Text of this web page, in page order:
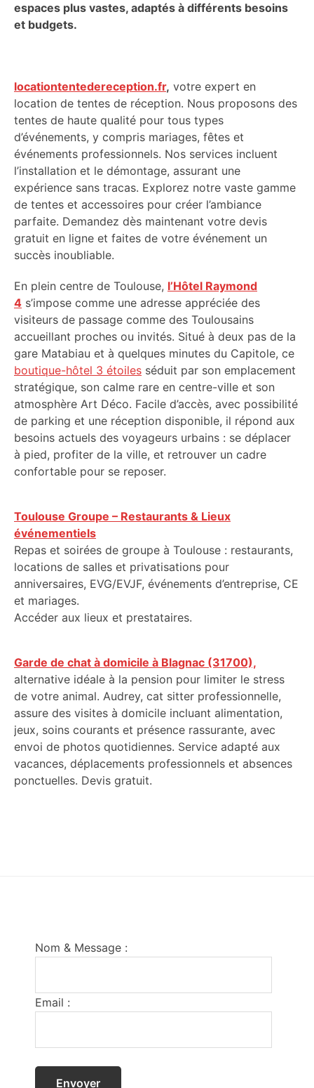
espaces plus vastes, adaptés à différents besoins
et budgets.
locationtentedereception.fr, votre expert en
location de tentes de réception. Nous proposons des
tentes de haute qualité pour tous types
d’événements, y compris mariages, fêtes et
événements professionnels. Nos services incluent
l’installation et le démontage, assurant une
expérience sans tracas. Explorez notre vaste gamme
de tentes et accessoires pour créer l’ambiance
parfaite. Demandez dès maintenant votre devis
gratuit en ligne et faites de votre événement un
succès inoubliable.
En plein centre de Toulouse, l’Hôtel Raymond
4 s’impose comme une adresse appréciée des
visiteurs de passage comme des Toulousains
accueillant proches ou invités. Situé à deux pas de la
gare Matabiau et à quelques minutes du Capitole, ce
boutique-hôtel 3 étoiles séduit par son emplacement
stratégique, son calme rare en centre-ville et son
atmosphère Art Déco. Facile d’accès, avec possibilité
de parking et une réception disponible, il répond aux
besoins actuels des voyageurs urbains : se déplacer
à pied, profiter de la ville, et retrouver un cadre
confortable pour se reposer.
Toulouse Groupe – Restaurants & Lieux
événementiels
Repas et soirées de groupe à Toulouse : restaurants,
locations de salles et privatisations pour
anniversaires, EVG/EVJF, événements d’entreprise, CE
et mariages.
Accéder aux lieux et prestataires.
Garde de chat à domicile à Blagnac (31700),
alternative idéale à la pension pour limiter le stress
de votre animal. Audrey, cat sitter professionnelle,
assure des visites à domicile incluant alimentation,
jeux, soins courants et présence rassurante, avec
envoi de photos quotidiennes. Service adapté aux
vacances, déplacements professionnels et absences
ponctuelles. Devis gratuit.
Nom & Message :
Email :